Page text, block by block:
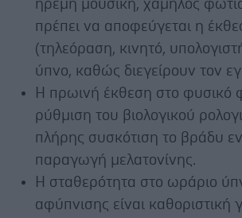
ήρεμη μουσική, χαμηλός
πρέπει να αποφεύγεται η
(τηλεόραση, κινητό,
ύπνο, καθώς διεγείρουν τον
Η πρωινή έκθεση στο φυσικό
ρύθμιση του βιολογικού
πλήρης συσκότιση το βράδυ
παραγωγή μελατονίνης.
Η σταθερότητα στο ωράριο
αφύπνισης είναι καθοριστική